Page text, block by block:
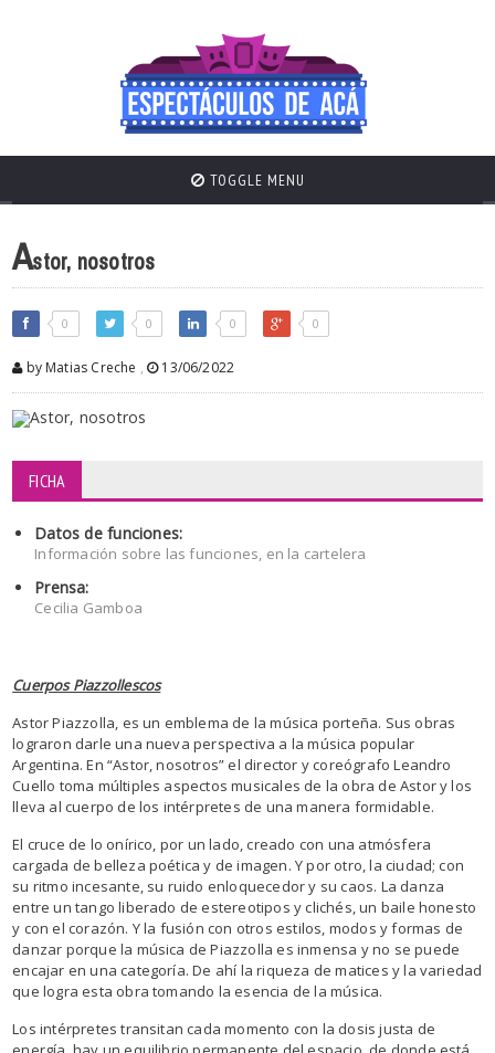
TOGGLE MENU
Astor, nosotros
0 0 0 0
by Matias Creche , 13/06/2022
FICHA
Datos de funciones:
Información sobre las funciones, en la cartelera
Prensa:
Cecilia Gamboa
Cuerpos Piazzollescos
Astor Piazzolla, es un emblema de la música porteña. Sus obras
lograron darle una nueva perspectiva a la música popular
Argentina. En “Astor, nosotros” el director y coreógrafo Leandro
Cuello toma múltiples aspectos musicales de la obra de Astor y los
lleva al cuerpo de los intérpretes de una manera formidable.
El cruce de lo onírico, por un lado, creado con una atmósfera
cargada de belleza poética y de imagen. Y por otro, la ciudad; con
su ritmo incesante, su ruido enloquecedor y su caos. La danza
entre un tango liberado de estereotipos y clichés, un baile honesto
y con el corazón. Y la fusión con otros estilos, modos y formas de
danzar porque la música de Piazzolla es inmensa y no se puede
encajar en una categoría. De ahí la riqueza de matices y la variedad
que logra esta obra tomando la esencia de la música.
Los intérpretes transitan cada momento con la dosis justa de